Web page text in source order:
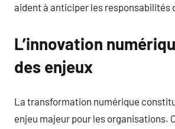
aident à anticiper les responsabilités
L’innovation
des enjeux
La transformation numérique
enjeu majeur pour les organisations.